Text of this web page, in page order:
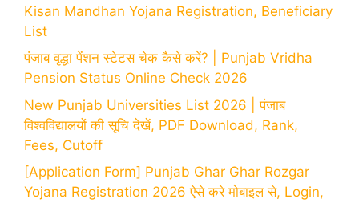
Kisan Mandhan Yojana Registration, Beneficiary
List
पंजाब वृद्धा पेंशन स्टेटस चेक कैसे करें? | Punjab Vridha
Pension Status Online Check 2026
New Punjab Universities List 2026 | पंजाब
विश्वविद्यालयों की सूचि देखें, PDF Download, Rank,
Fees, Cutoff
[Application Form] Punjab Ghar Ghar Rozgar
Yojana Registration 2026 ऐसे करे मोबाइल से, Login,